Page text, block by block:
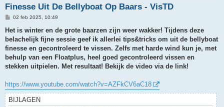
Finesse Uit De Bellyboat Op Baars - VisTD
B
r
c
h
02 feb 2025, 10:49
Het is winter en de grote baarzen zijn weer wakker! Tijdens deze
belachelijk fijne sessie geef ik allerlei tips&tricks om uit de bellyboat
finesse en gecontroleerd te vissen. Zelfs met harde wind kun je, met
behulp van een Floatplus, heel goed gecontroleerd vissen en
stekken uitpielen. Met resultaat! Bekijk de video via de link!
https://www.youtube.com/watch?v=AZFkCV6aC18
BIJLAGEN